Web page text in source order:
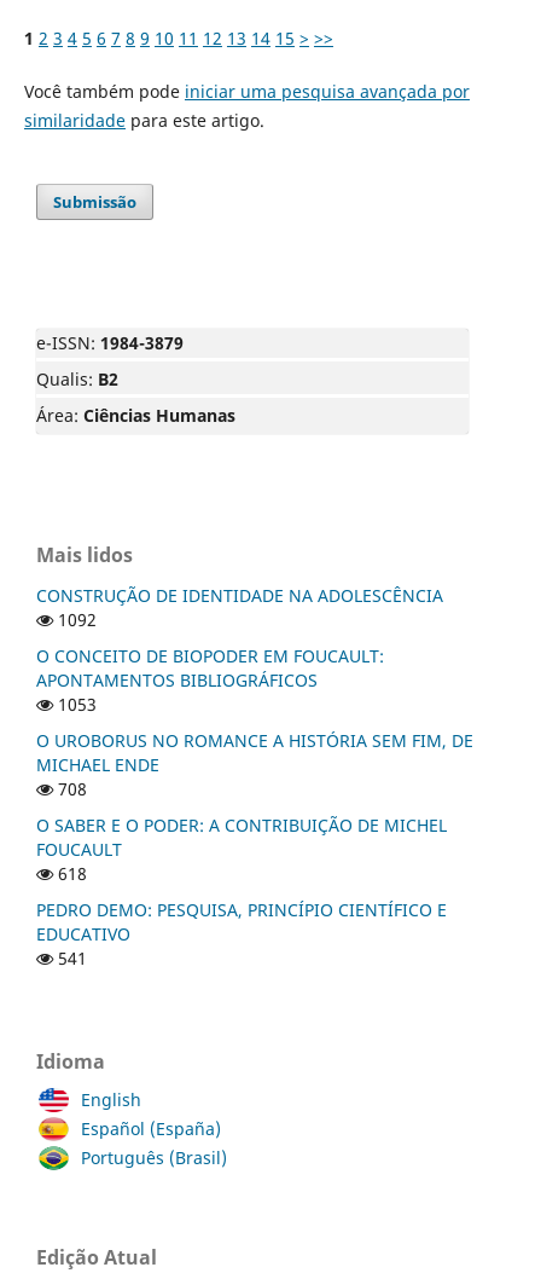
1 2 3 4 5 6 7 8 9 10 11 12 13 14 15 > >>
Você também pode iniciar uma pesquisa avançada por
similaridadepara este artigo.
Submissão
e-ISSN: 1984-3879
Qualis: B2
Área: Ciências Humanas
Mais lidos
CONSTRUÇÃO DE IDENTIDADE NA ADOLESCÊNCIA
1092
O CONCEITO DE BIOPODER EM FOUCAULT:
APONTAMENTOS BIBLIOGRÁFICOS
1053
O UROBORUS NO ROMANCE A HISTÓRIA SEM FIM, DE
MICHAEL ENDE
708
O SABER E O PODER: A CONTRIBUIÇÃO DE MICHEL
FOUCAULT
618
PEDRO DEMO: PESQUISA, PRINCÍPIO CIENTÍFICO E
EDUCATIVO
541
Idioma
English
Español (España)
Português (Brasil)
Edição Atual